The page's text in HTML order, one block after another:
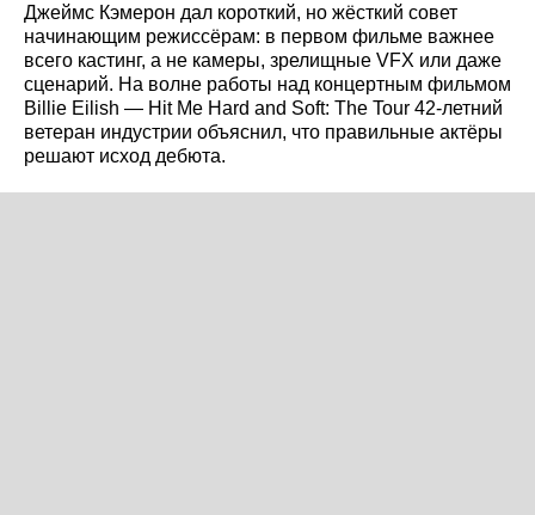
Джеймс Кэмерон дал короткий, но жёсткий совет
начинающим режиссёрам: в первом фильме важнее
всего кастинг, а не камеры, зрелищные VFX или даже
сценарий. На волне работы над концертным фильмом
Billie Eilish — Hit Me Hard and Soft: The Tour 42‑летний
ветеран индустрии объяснил, что правильные актёры
решают исход дебюта.